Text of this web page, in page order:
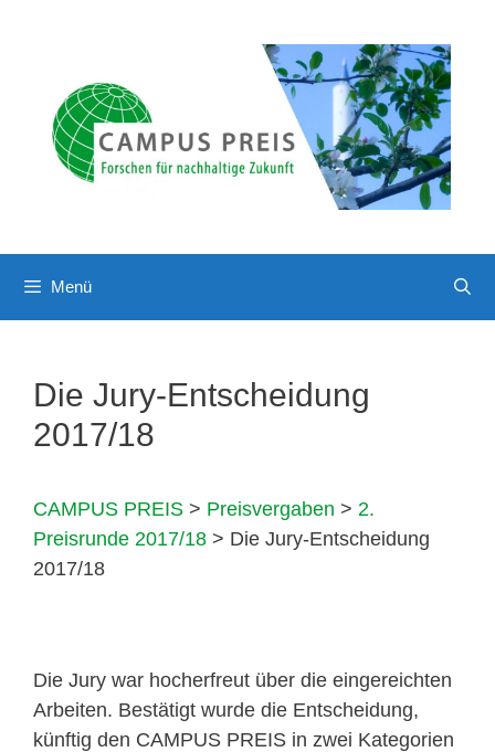
Menü
Die Jury-Entscheidung
2017/18
CAMPUS PREIS > Preisvergaben > 2.
Preisrunde 2017/18 > Die Jury-Entscheidung
2017/18
Die Jury war hocherfreut über die eingereichten
Arbeiten. Bestätigt wurde die Entscheidung,
künftig den CAMPUS PREIS in zwei Kategorien